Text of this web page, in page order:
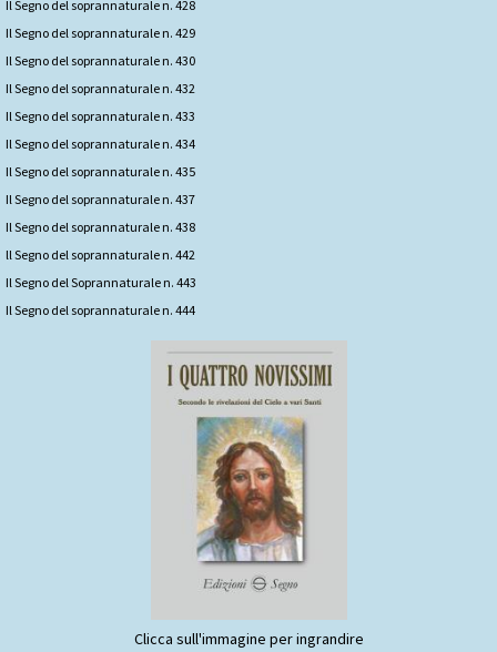
Il Segno del soprannaturale n. 428
Il Segno del soprannaturale n. 429
Il Segno del soprannaturale n. 430
Il Segno del soprannaturale n. 432
Il Segno del soprannaturale n. 433
Il Segno del soprannaturale n. 434
Il Segno del soprannaturale n. 435
Il Segno del soprannaturale n. 437
Il Segno del soprannaturale n. 438
ll Segno del soprannaturale n. 442
Il Segno del Soprannaturale n. 443
Il Segno del soprannaturale n. 444
Clicca sull'immagine per ingrandire